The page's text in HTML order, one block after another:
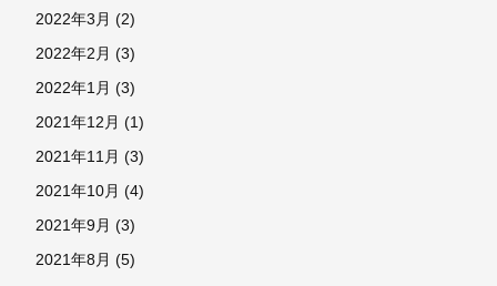
2022年3月 (2)
2022年2月 (3)
2022年1月 (3)
2021年12月 (1)
2021年11月 (3)
2021年10月 (4)
2021年9月 (3)
2021年8月 (5)